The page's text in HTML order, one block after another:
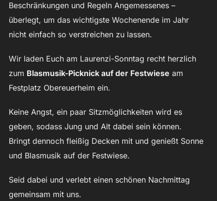
Beschränkungen und Regeln Angemessenes –
überlegt, um das wichtigste Wochenende im Jahr
nicht einfach so verstreichen zu lassen.
Wir laden Euch am Laurenzi-Sonntag recht herzlich
zum Blasmusik-Picknick auf der Festwiese am
Festplatz Obereuerheim ein.
Keine Angst, ein paar Sitzmöglichkeiten wird es
geben, sodass Jung und Alt dabei sein können.
Bringt dennoch fleißig Decken mit und genießt Sonne
und Blasmusik auf der Festwiese.
Seid dabei und verlebt einen schönen Nachmittag
gemeinsam mit uns.